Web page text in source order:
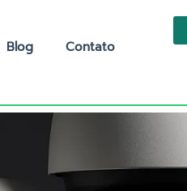
Blog Contato